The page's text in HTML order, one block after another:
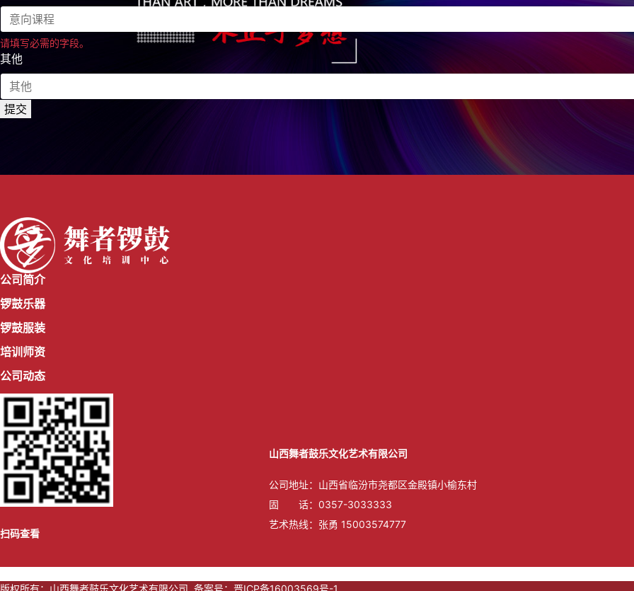
请填写必需的字段。
其他
提交
公司简介
锣鼓乐器
锣鼓服装
培训师资
公司动态
扫码查看
山西舞者鼓乐文化艺术有限公司
公司地址：山西省临汾市尧都区金殿镇小榆东村
固 话：0357-3033333
艺术热线：张勇 15003574777